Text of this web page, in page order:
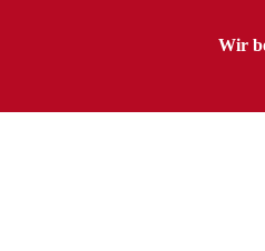
Wir